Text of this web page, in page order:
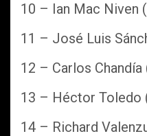
10 – Ian Mac Niven
11 – José Luis
12 – Carlos
13 – Héctor Toledo
14 – Richard